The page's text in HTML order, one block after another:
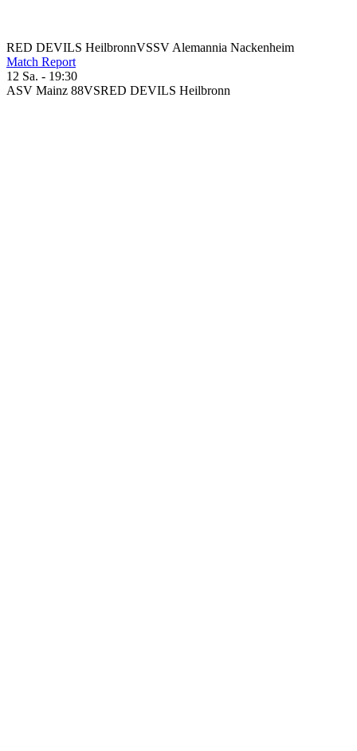
RED DEVILS HeilbronnVSSV Alemannia Nackenheim
Match Report
12 Sa. - 19:30
ASV Mainz 88VSRED DEVILS Heilbronn